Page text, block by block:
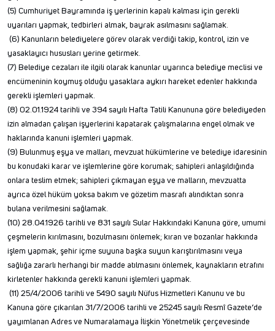
(5) Cumhuriyet Bayramında iş yerlerinin kapalı kalması için gerekli
uyarıları yapmak, tedbirleri almak, bayrak asılmasını sağlamak.
(6) Kanunların belediyelere görev olarak verdiği takip, kontrol, izin ve
yasaklayıcı hususları yerine getirmek.
(7) Belediye cezaları ile ilgili olarak kanunlar uyarınca belediye meclisi ve
encümeninin koymuş olduğu yasaklara aykırı hareket edenler hakkında
gerekli işlemleri yapmak.
(8) 02.01.1924 tarihli ve 394 sayılı Hafta Tatili Kanununa göre belediyeden
izin almadan çalışan işyerlerini kapatarak çalışmalarına engel olmak ve
haklarında kanuni işlemleri yapmak.
(9) Bulunmuş eşya ve malları, mevzuat hükümlerine ve belediye idaresinin
bu konudaki karar ve işlemlerine göre korumak; sahipleri anlaşıldığında
onlara teslim etmek; sahipleri çıkmayan eşya ve malların, mevzuatta
ayrıca özel hüküm yoksa bakım ve gözetim masrafı alındıktan sonra
bulana verilmesini sağlamak.
(10) 28.04.1926 tarihli ve 831 sayılı Sular Hakkındaki Kanuna göre, umumi
çeşmelerin kırılmasını, bozulmasını önlemek; kıran ve bozanlar hakkında
işlem yapmak, şehir içme suyuna başka suyun karıştırılmasını veya
sağlığa zararlı herhangi bir madde atılmasını önlemek, kaynakların etrafını
kirletenler hakkında gerekli kanuni işlemleri yapmak.
(11) 25/4/2006 tarihli ve 5490 sayılı Nüfus Hizmetleri Kanunu ve bu
Kanuna göre çıkarılan 31/7/2006 tarihli ve 25245 sayılı Resmî Gazete’de
yayımlanan Adres ve Numaralamaya İlişkin Yönetmelik çerçevesinde